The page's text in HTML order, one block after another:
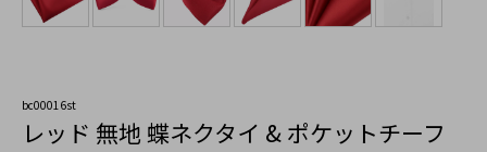
bc00016st
レッド 無地 蝶ネクタイ & ポケットチーフ